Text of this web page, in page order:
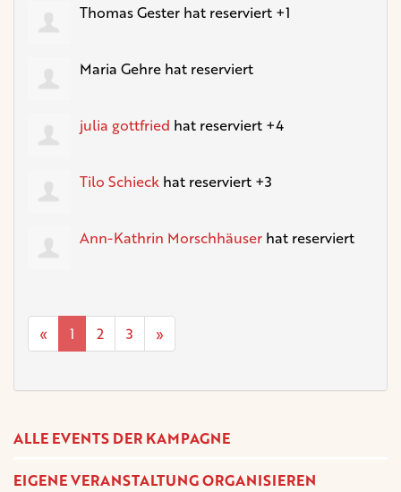
Thomas Gester hat reserviert +1
Maria Gehre hat reserviert
julia gottfried hat reserviert +4
Tilo Schieck hat reserviert +3
Ann-Kathrin Morschhäuser hat reserviert
« 1 2 3 »
ALLE EVENTS DER KAMPAGNE
EIGENE VERANSTALTUNG ORGANISIEREN